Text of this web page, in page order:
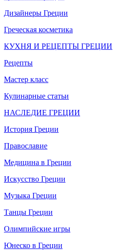
Дизайнеры Греции
Греческая косметика
КУХНЯ И РЕЦЕПТЫ ГРЕЦИИ
Рецепты
Мастер класс
Кулинарные статьи
НАСЛЕДИЕ ГРЕЦИИ
История Греции
Православие
Медицина в Греции
Искусство Греции
Музыка Греции
Танцы Греции
Олимпийские игры
Юнеско в Греции